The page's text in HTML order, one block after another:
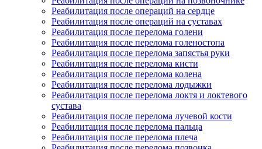
Реабилитация после операций на сердце
Реабилитация после операций на суставах
Реабилитация после перелома голени
Реабилитация после перелома голеностопа
Реабилитация после перелома запястья руки
Реабилитация после перелома кисти
Реабилитация после перелома колена
Реабилитация после перелома лодыжки
Реабилитация после перелома локтя и локтевого
сустава
Реабилитация после перелома лучевой кости
Реабилитация после перелома пальца
Реабилитация после перелома плеча